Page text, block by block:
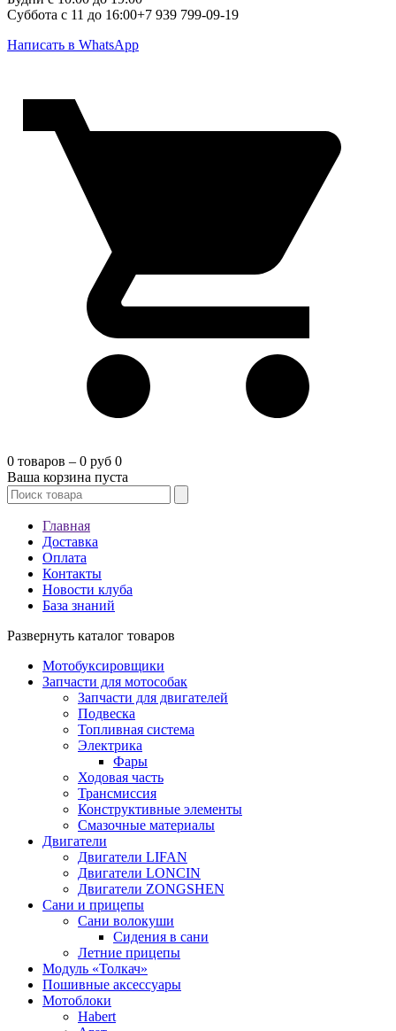
Суббота с 11 до 16:00+7 939 799-09-19
Написать в WhatsApp
0 товаров – 0 руб 0
Ваша корзина пуста
Главная
Доставка
Оплата
Контакты
Новости клуба
База знаний
Развернуть каталог товаров
Мотобуксировщики
Запчасти для мотособак
Запчасти для двигателей
Подвеска
Топливная система
Электрика
Фары
Ходовая часть
Трансмиссия
Конструктивные элементы
Смазочные материалы
Двигатели
Двигатели LIFAN
Двигатели LONCIN
Двигатели ZONGSHEN
Сани и прицепы
Сани волокуши
Сидения в сани
Летние прицепы
Модуль «Толкач»
Пошивные аксессуары
Мотоблоки
Habert